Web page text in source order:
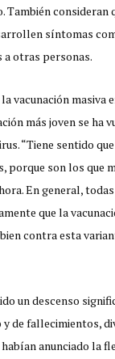
consideran
síntomas
otras personas.
vacunación masiva
más joven se ha
“Tiene sentido
porque son los que
En general,
que la
contra esta
un descenso
de fallecimientos,
anunciado la